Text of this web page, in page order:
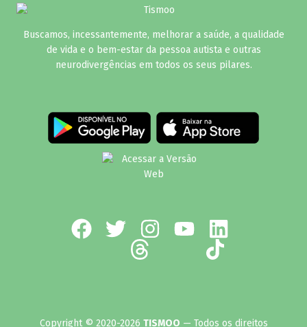
Buscamos, incessantemente, melhorar a saúde, a qualidade
de vida e o bem-estar da pessoa autista e outras
neurodivergências em todos os seus pilares.
Copyright © 2020-2026 TISMOO — Todos os direitos